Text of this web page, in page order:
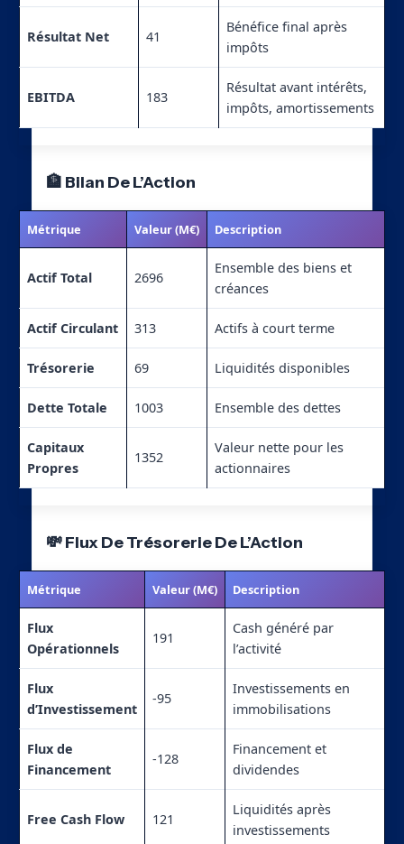
Résultat Net 41
Bénéfice final après
impôts
EBITDA 183
Résultat avant intérêts,
impôts, amortissements
🏦 Bilan De L’Action
Métrique Valeur (M€) Description
Actif Total 2696
Ensemble des biens et
créances
Actif Circulant 313 Actifs à court terme
Trésorerie 69 Liquidités disponibles
Dette Totale 1003 Ensemble des dettes
Capitaux
Propres
1352
Valeur nette pour les
actionnaires
💸 Flux De Trésorerie De L’Action
Métrique Valeur (M€) Description
Flux
Opérationnels
191
Cash généré par
l’activité
Flux
d’Investissement
-95
Investissements en
immobilisations
Flux de
Financement
-128
Financement et
dividendes
Free Cash Flow 121
Liquidités après
investissements